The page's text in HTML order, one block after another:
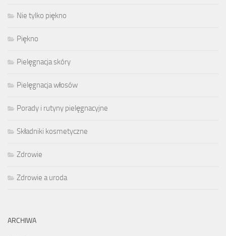
Nie tylko piękno
Piękno
Pielęgnacja skóry
Pielęgnacja włosów
Porady i rutyny pielęgnacyjne
Składniki kosmetyczne
Zdrowie
Zdrowie a uroda
ARCHIWA